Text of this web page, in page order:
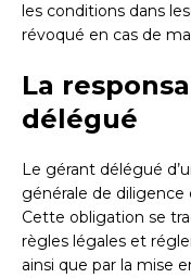
les conditions dans
révoqué en cas de
La
délégué
Le gérant délégué
générale de diligence
Cette obligation se
règles légales et
ainsi que par la mise